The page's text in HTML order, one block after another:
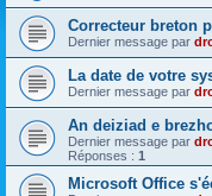
Correcteur breton
Dernier message par
La date de votre
Dernier message par
An deiziad e
Dernier message par
Réponses : 1
Microsoft Office